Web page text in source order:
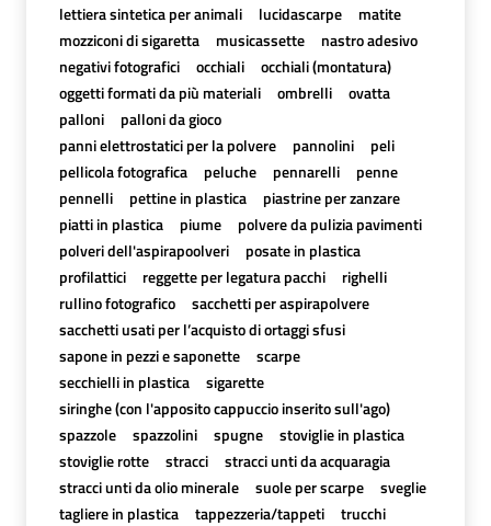
lettiera sintetica per animali
lucidascarpe
matite
mozziconi di sigaretta
musicassette
nastro adesivo
negativi fotografici
occhiali
occhiali (montatura)
oggetti formati da più materiali
ombrelli
ovatta
palloni
palloni da gioco
panni elettrostatici per la polvere
pannolini
peli
pellicola fotografica
peluche pennarelli
penne
pennelli
pettine in plastica
piastrine per zanzare
piatti in plastica
piume
polvere da pulizia pavimenti
polveri dell'aspirapoolveri
posate in plastica
profilattici
reggette per legatura pacchi
righelli
rullino fotografico
sacchetti per aspirapolvere
sacchetti usati per l’acquisto di ortaggi sfusi
sapone in pezzi e saponette
scarpe
secchielli in plastica
sigarette
siringhe (con l'apposito cappuccio inserito sull'ago)
spazzole
spazzolini spugne
stoviglie in plastica
stoviglie rotte
stracci
stracci unti da acquaragia
stracci unti da olio minerale
suole per scarpe
sveglie
tagliere in plastica
tappezzeria/tappeti
trucchi